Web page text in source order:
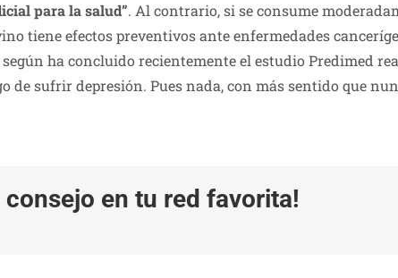
para la salud”. Al contrario, si se consume
tiene efectos preventivos ante enfermedades
ha concluido recientemente el estudio Predimed
de sufrir depresión. Pues nada, con más sentido que
consejo en tu red favorita!